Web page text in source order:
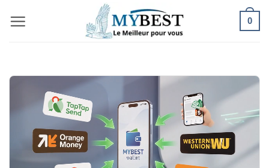
au
0